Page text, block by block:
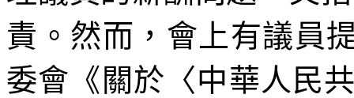
責。然而，會上有議員
委會《關於〈中華人民